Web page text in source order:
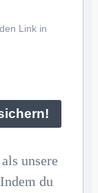
Link in
unsere
du